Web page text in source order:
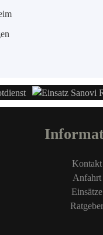
Kontakt
Anfahrt
Einsätze
Ratgeber